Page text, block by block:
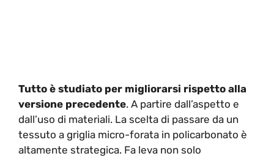
Tutto è studiato per migliorarsi rispetto alla
versione precedente. A partire dall’aspetto e
dall’uso di materiali. La scelta di passare da un
tessuto a griglia micro-forata in policarbonato è
altamente strategica. Fa leva non solo